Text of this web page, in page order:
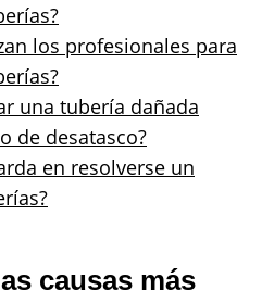
los profesionales para
una tubería dañada
de desatasco?
en resolverse un
causas más